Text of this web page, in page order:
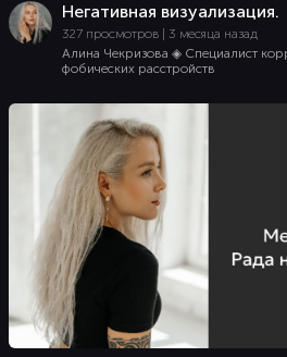
Негативная визуализация.
327 просмотров | 3 месяца назад
Алина Чекризова ◈ Специалист
фобических расстройств